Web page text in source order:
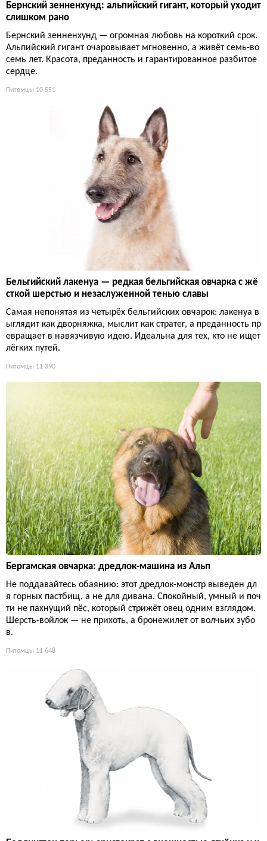
Бернский зенненхунд: альпийский гигант, который уходит
слишком рано
Бернский зенненхунд — огромная любовь на короткий срок.
Альпийский гигант очаровывает мгновенно, а живёт семь-во
семь лет. Красота, преданность и гарантированное разбитое
сердце.
Питомцы 10 551
Бельгийский лакенуа — редкая бельгийская овчарка с жё
сткой шерстью и незаслуженной тенью славы
Самая непонятая из четырёх бельгийских овчарок: лакенуа в
ыглядит как дворняжка, мыслит как стратег, а преданность пр
евращает в навязчивую идею. Идеальна для тех, кто не ищет
лёгких путей.
Питомцы 11 390
Бергамская овчарка: дредлок-машина из Альп
Не поддавайтесь обаянию: этот дредлок-монстр выведен дл
я горных пастбищ, а не для дивана. Спокойный, умный и поч
ти не пахнущий пёс, который стрижёт овец одним взглядом.
Шерсть-войлок — не прихоть, а бронежилет от волчьих зубо
в.
Питомцы 11 648